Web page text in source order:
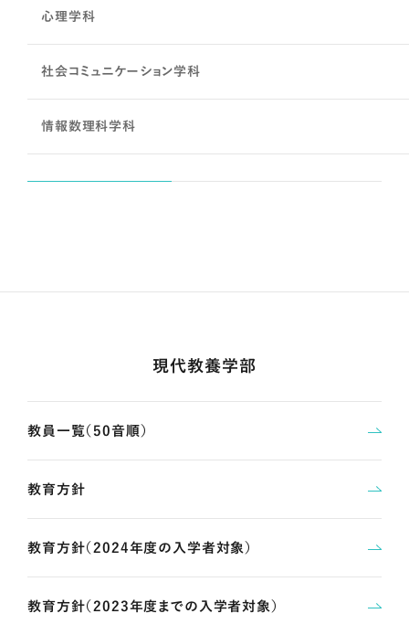
心理学科
社会コミュニケーション学科
情報数理科学科
現代教養学部
教員一覧（50音順）
教育方針
教育方針（2024年度の入学者対象）
教育方針（2023年度までの入学者対象）